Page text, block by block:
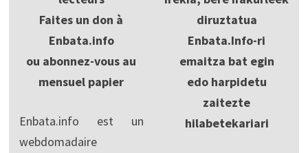
Faites un don à
Enbata.info
ou abonnez-vous au
mensuel papier
Enbata.info est un
webdomadaire
diruztatua
Enbata.Info-ri
emaitza bat egin
edo harpidetu
zaitezte
hilabetekariari